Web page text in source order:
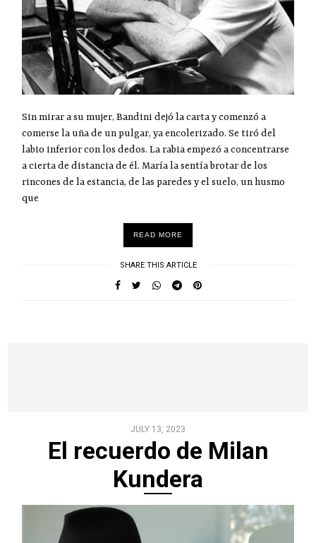
Sin mirar a su mujer, Bandini dejó la carta y comenzó a
comerse la uña de un pulgar, ya encolerizado. Se tiró del
labio inferior con los dedos. La rabia empezó a concentrarse
a cierta de distancia de él. María la sentía brotar de los
rincones de la estancia, de las paredes y el suelo, un husmo
que
READ MORE
SHARE THIS ARTICLE
JULY 13, 2023
El recuerdo de Milan
Kundera